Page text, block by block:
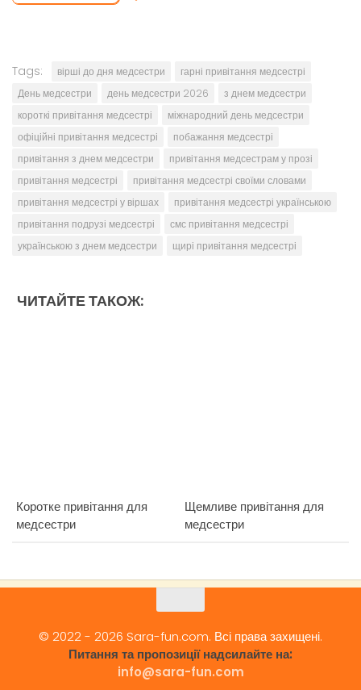
Tags: вірші до дня медсестри
гарні привітання медсестрі
День медсестри
день медсестри 2026
з днем медсестри
короткі привітання медсестрі
міжнародний день медсестри
офіційні привітання медсестрі
побажання медсестрі
привітання з днем медсестри
привітання медсестрам у прозі
привітання медсестрі
привітання медсестрі своїми словами
привітання медсестрі у віршах
привітання медсестрі українською
привітання подрузі медсестрі
смс привітання медсестрі
українською з днем медсестри
щирі привітання медсестрі
ЧИТАЙТЕ ТАКОЖ:
Коротке привітання для
медсестри
Щемливе привітання для
медсестри
© 2022 - 2026 Sara-fun.com. Всі права захищені.
Питання та пропозиції надсилайте на:
info@sara-fun.com